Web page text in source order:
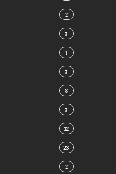
2
3
1
3
8
3
12
23
2